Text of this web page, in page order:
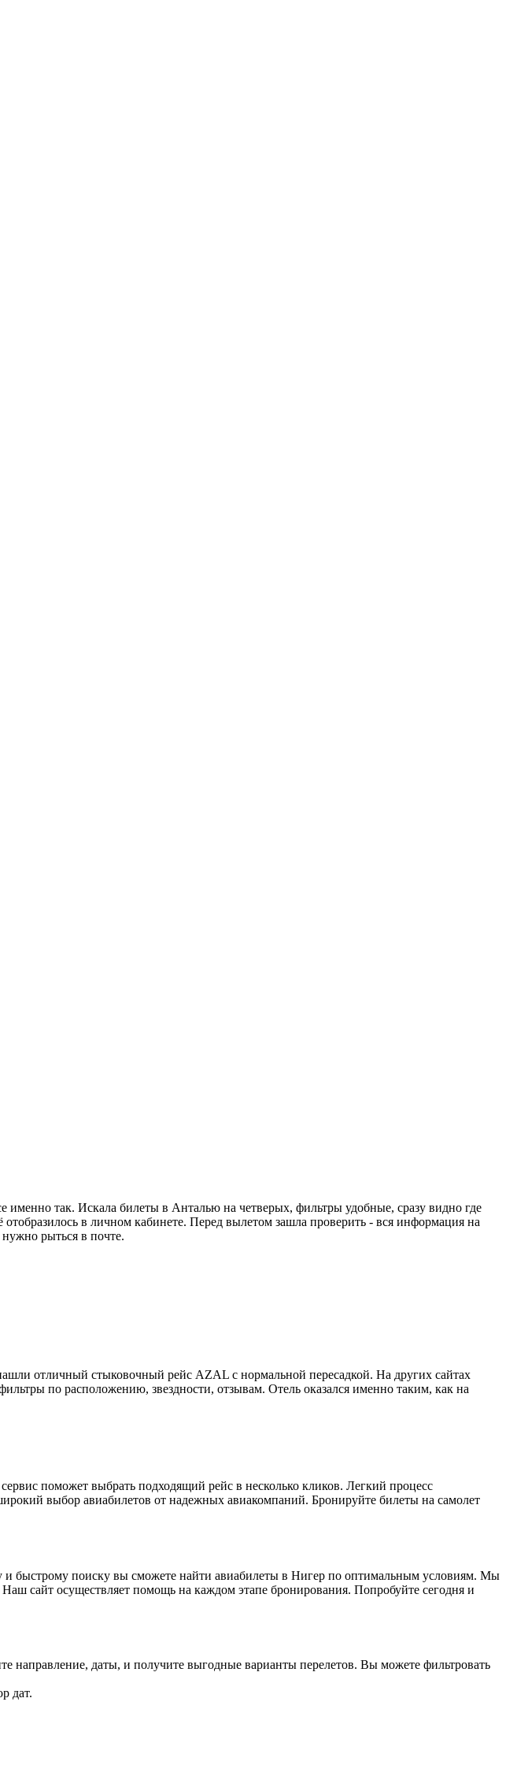
так. Искала билеты в Анталью на четверых, фильтры удобные, сразу видно где
в личном кабинете. Перед вылетом зашла проверить - вся информация на
рыться в почте.
отличный стыковочный рейс AZAL с нормальной пересадкой. На других сайтах
по расположению, звездности, отзывам. Отель оказался именно таким, как на
поможет выбрать подходящий рейс в несколько кликов. Легкий процесс
выбор авиабилетов от надежных авиакомпаний. Бронируйте билеты на самолет
и быстрому поиску вы сможете найти авиабилеты в Нигер по оптимальным условиям. Мы
сайт осуществляет помощь на каждом этапе бронирования. Попробуйте сегодня и
направление, даты, и получите выгодные варианты перелетов. Вы можете фильтровать
дат.